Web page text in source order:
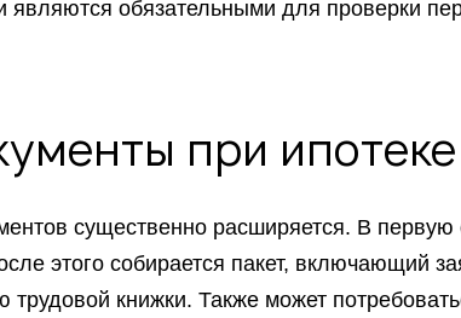
являются обязательными для проверки
при ипотеке
существенно расширяется. В первую
этого собирается пакет, включающий
книжки. Также может